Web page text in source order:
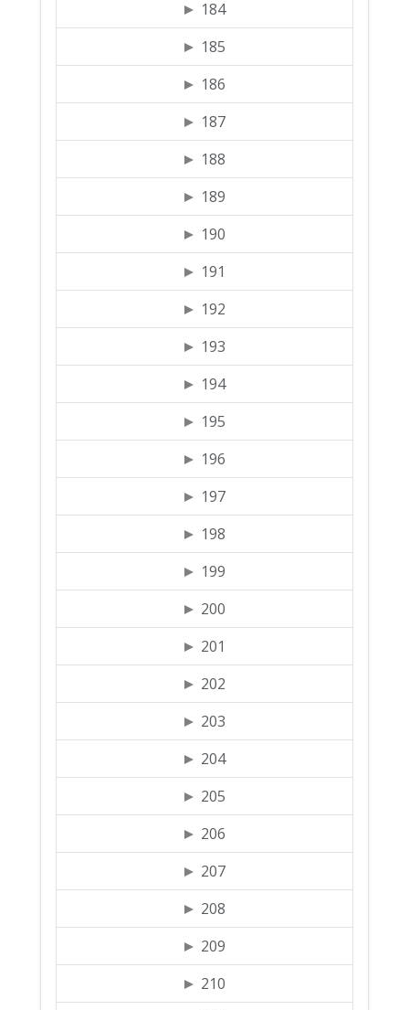
184
185
186
187
188
189
190
191
192
193
194
195
196
197
198
199
200
201
202
203
204
205
206
207
208
209
210